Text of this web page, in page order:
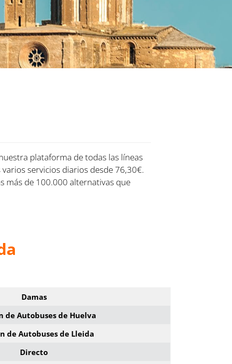
plataforma de todas las líneas
servicios diarios desde 76,30€.
más de 100.000 alternativas que
Damas
de Autobuses de Huelva
de Autobuses de Lleida
Directo